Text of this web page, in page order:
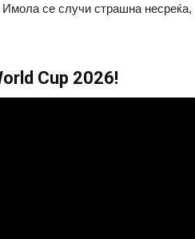
се случи страшна несреќа,
Cup 2026!